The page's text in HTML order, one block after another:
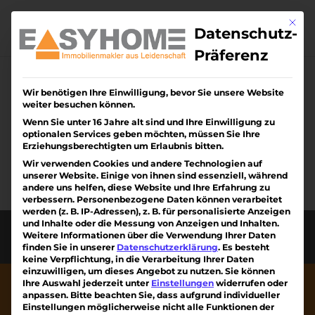
content
Keine Ergebnisse
gefunden
Die angefragte Seite konnte nicht gefunden
werden. Verfeinern Sie Ihre Suche oder
verwenden Sie die Navigation oben, um den
Beitrag zu finden.
Diese Webseite wurde erstellt von Kreativiteam
am Kaiserstuhl mit ❤
Mit
Datenschutz-
Präferenz
Wir benötigen Ihre Einwilligung, bevor Sie unsere Website
weiter besuchen können.
Wenn Sie unter 16 Jahre alt sind und Ihre Einwilligung zu
optionalen Services geben möchten, müssen Sie Ihre
Erziehungsberechtigten um Erlaubnis bitten.
Wir verwenden Cookies und andere Technologien auf
unserer Website. Einige von ihnen sind essenziell, während
andere uns helfen, diese Website und Ihre Erfahrung zu
verbessern. Personenbezogene Daten können verarbeitet
werden (z. B. IP-Adressen), z. B. für personalisierte Anzeigen
und Inhalte oder die Messung von Anzeigen und Inhalten.
Weitere Informationen über die Verwendung Ihrer Daten
finden Sie in unserer Datenschutzerklärung. Es besteht
keine Verpflichtung, in die Verarbeitung Ihrer Daten
einzuwilligen, um dieses Angebot zu nutzen. Sie können
Ihre Auswahl jederzeit unter Einstellungen widerrufen oder
anpassen. Bitte beachten Sie, dass aufgrund individueller
Einstellungen möglicherweise nicht alle Funktionen der